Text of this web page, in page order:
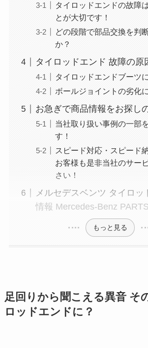
タイロッドエンドの故障
とが大切です！
どの段階で部品交換を判
か？
タイロッドエンド 故障の原
タイロッドエンドブーツ
ボールジョイントの劣化
お急ぎで商品情報をお探し
当社取り扱い事例の一部
す！
スピード対応・スピード
お客様も是非当社のサー
さい！
メルセデスベンツ タイロッ
情報 Mercedes-Benz PARTS
もっと見る
足回りから聞こえる異音 そ
ロッドエンドに？